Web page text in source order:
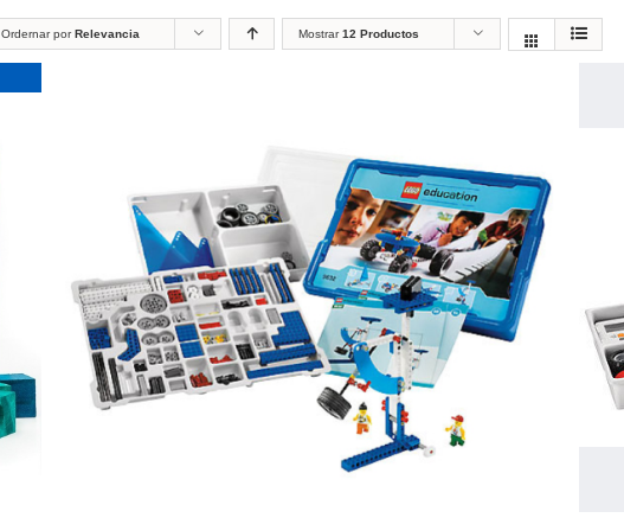
Ordernar porRelevancia Mostrar12 Productos